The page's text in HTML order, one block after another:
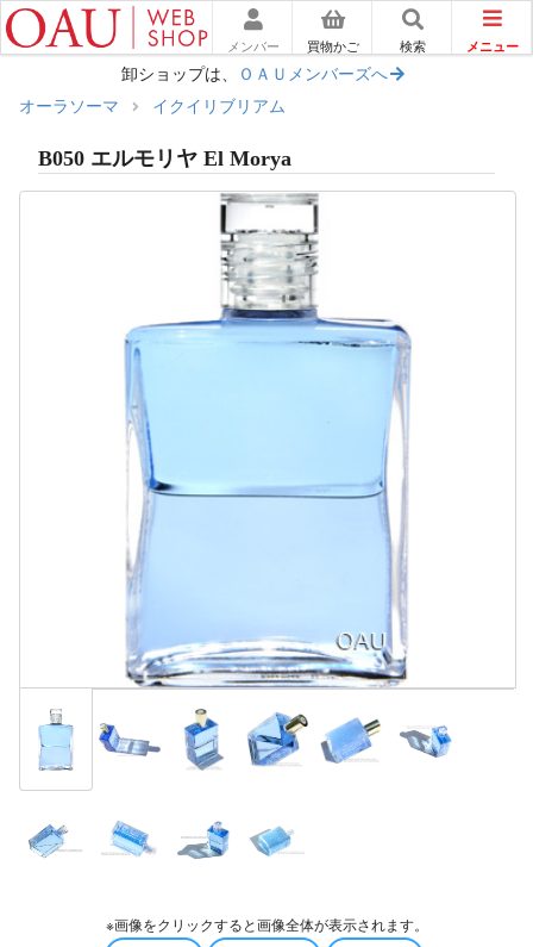
メンバー 買物かご 検索 メニュー
卸ショップは、
ＯＡＵメンバーズへ
オーラソーマ
イクイリブリアム
B050 エルモリヤ El Morya
※画像をクリックすると画像全体が表示されます。